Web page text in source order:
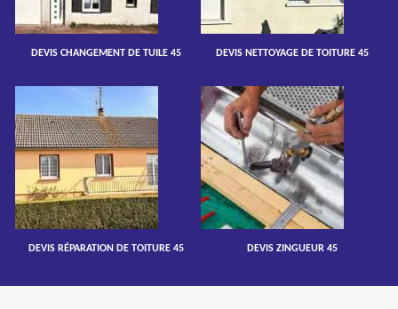
DEVIS CHANGEMENT DE TUILE 45 DEVIS NETTOYAGE DE TOITURE 45
DEVIS RÉPARATION DE TOITURE 45 DEVIS ZINGUEUR 45